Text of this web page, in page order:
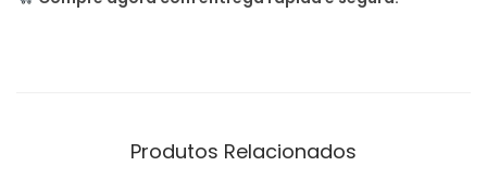
Produtos Relacionados